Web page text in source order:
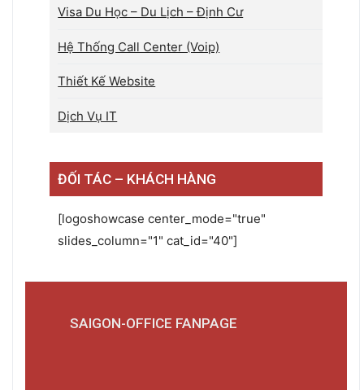
Visa Du Học – Du Lịch – Định Cư
Hệ Thống Call Center (Voip)
Thiết Kế Website
Dịch Vụ IT
ĐỐI TÁC – KHÁCH HÀNG
[logoshowcase center_mode="true"
slides_column="1" cat_id="40"]
SAIGON-OFFICE FANPAGE